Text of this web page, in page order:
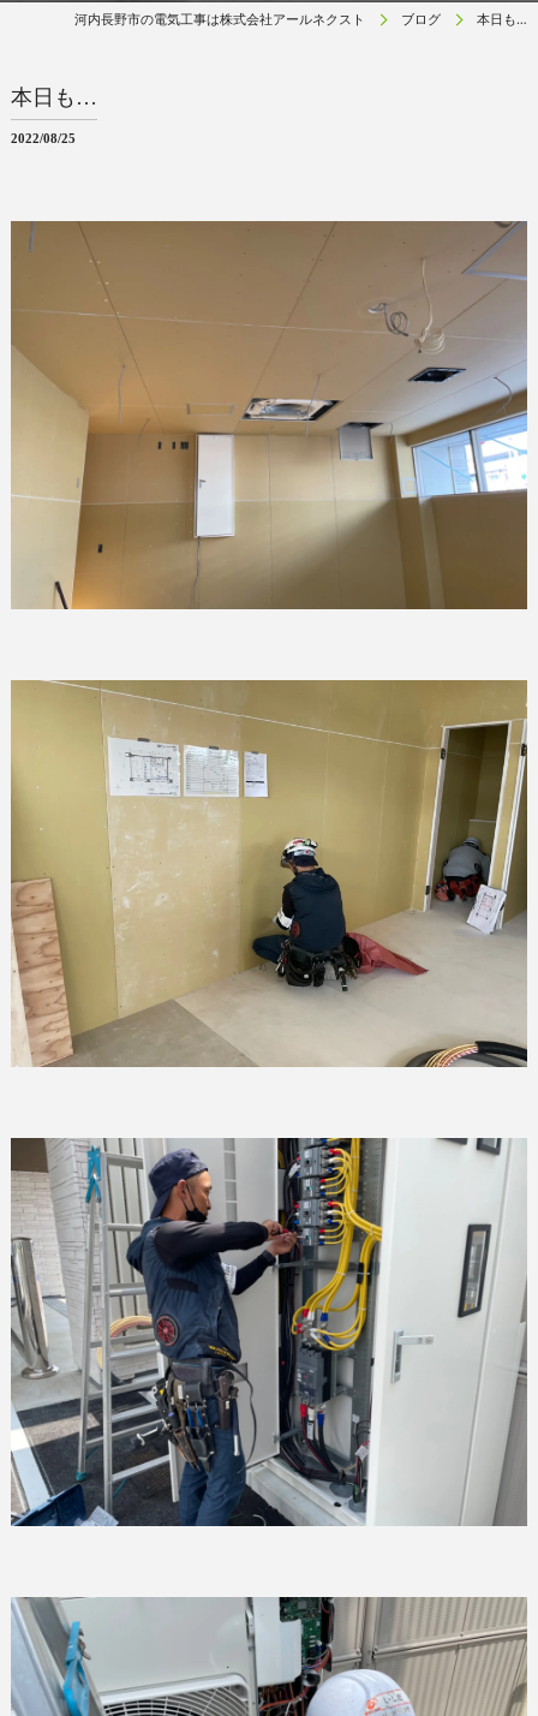
河内長野市の電気工事は株式会社アールネクスト ブログ 本日も…
本日も…
2022/08/25